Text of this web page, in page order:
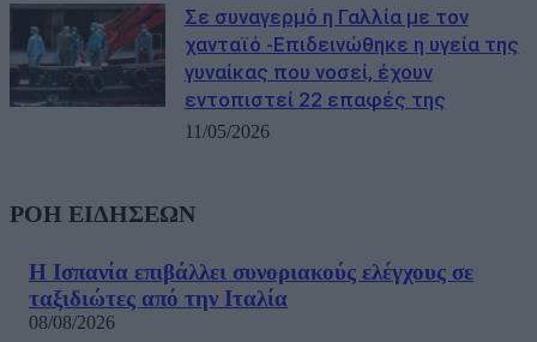
Σε συναγερμό η Γαλλία με τον
χανταϊό -Επιδεινώθηκε η υγεία της
γυναίκας που νοσεί, έχουν
εντοπιστεί 22 επαφές της
11/05/2026
ΡΟΗ ΕΙΔΗΣΕΩΝ
Η Ισπανία επιβάλλει συνοριακούς ελέγχους σε
ταξιδιώτες από την Ιταλία
08/08/2026